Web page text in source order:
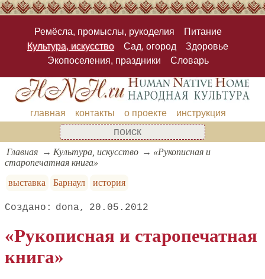
Ремёсла, промыслы, рукоделия
Питание
Культура, искусство
Сад, огород
Здоровье
Экопоселения, праздники
Словарь
главная контакты о проекте инструкция
Главная Культура, искусство
«Рукописная и
старопечатная книга»
выставка
Барнаул история
dona 20.05.2012
«Рукописная и старопечатная
книга»